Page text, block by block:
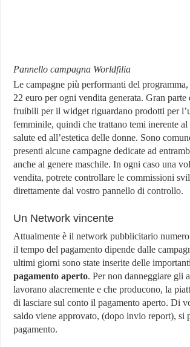
Pannello campagna Worldfilia
Le campagne più performanti del
22 euro per ogni vendita generata. Gran parte
fruibili per il widget riguardano prodotti per
femminile, quindi che trattano temi inerente al
salute ed all’estetica delle donne. Sono
presenti alcune campagne dedicate ad
anche al genere maschile. In ogni caso una
vendita, potrete controllare le commissioni
direttamente dal vostro pannello di controllo.
Un Network vincente
Attualmente è il network pubblicitario
il tempo del pagamento dipende dalle
ultimi giorni sono state inserite delle
pagamento aperto. Per non danneggiare gli
lavorano alacremente e che producono, la
di lasciare sul conto il pagamento aperto. Di
saldo viene approvato, (dopo invio report), si
pagamento.